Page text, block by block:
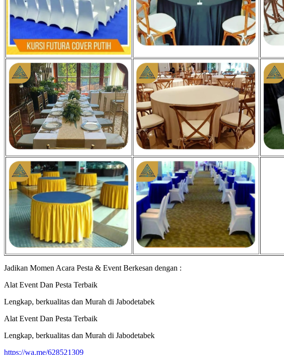
Jadikan Momen Acara Pesta & Event Berkesan dengan :
Alat Event Dan Pesta Terbaik
Lengkap, berkualitas dan Murah di Jabodetabek
Alat Event Dan Pesta Terbaik
Lengkap, berkualitas dan Murah di Jabodetabek
https://wa.me/628521309